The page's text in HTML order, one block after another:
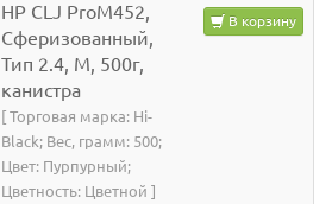
HP CLJ ProM452,
Сферизованный,
Тип 2.4, M, 500г,
канистра
[ Торговая марка: Hi-
Black; Вес, грамм: 500;
Цвет: Пурпурный;
Цветность: Цветной ]
В корзину